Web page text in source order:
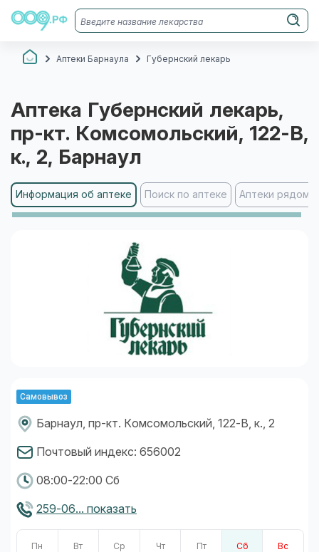
Аптеки Барнаула Губернский лекарь
Аптека Губернский лекарь,
пр-кт. Комсомольский, 122-В,
к., 2, Барнаул
Информация об аптеке Поиск по аптеке Аптеки рядом
Самовывоз
Барнаул, пр-кт. Комсомольский, 122-В, к., 2
Почтовый индекс: 656002
08:00-22:00 Сб
259-06... показать
Пн Вт Ср Чт Пт Сб Вс